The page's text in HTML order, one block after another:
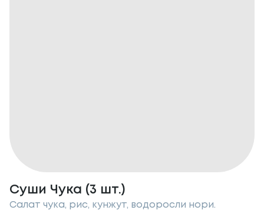
Суши Чука (3 шт.)
Салат чука, рис, кунжут, водоросли нори.